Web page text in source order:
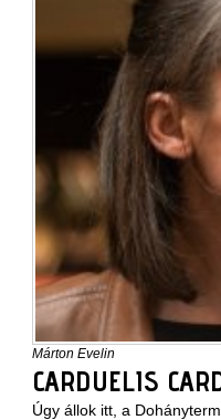
Márton Evelin
CARDUELIS
Úgy állok itt, a